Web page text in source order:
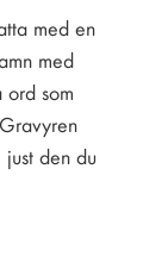
med en
med
som
den du